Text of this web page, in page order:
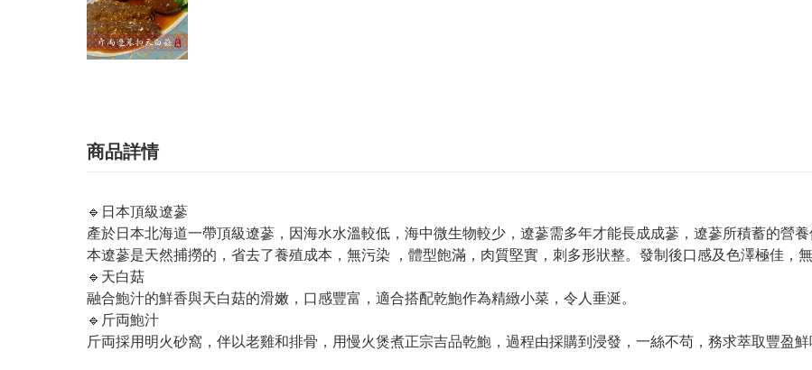
商品詳情
🔹日本頂級遼蔘
產於日本北海道一帶頂級遼蔘，因海水水溫較低，海中微生物較少，遼蔘需多年才能長成成蔘，遼蔘所積蓄的營
本遼蔘是天然捕撈的，省去了養殖成本，無污染 ，體型飽滿，肉質堅實，刺多形狀整。發制後口感及色澤極佳，無
🔹天白菇
融合鮑汁的鮮香與天白菇的滑嫩，口感豐富，適合搭配乾鮑作為精緻小菜，令人垂涎。
🔹斤両鮑汁
斤両採用明火砂窩，伴以老雞和排骨，用慢火煲煮正宗吉品乾鮑，過程由採購到浸發，一絲不苟，務求萃取豐盈鮮